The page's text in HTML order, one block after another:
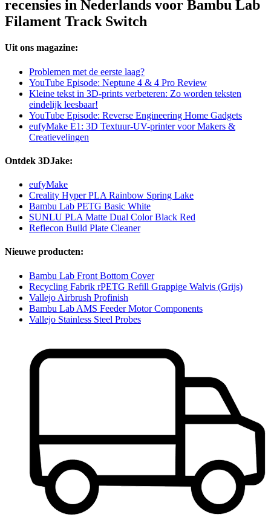
recensies in Nederlands voor Bambu Lab
Filament Track Switch
Uit ons magazine:
Problemen met de eerste laag?
YouTube Episode: Neptune 4 & 4 Pro Review
Kleine tekst in 3D-prints verbeteren: Zo worden teksten
eindelijk leesbaar!
YouTube Episode: Reverse Engineering Home Gadgets
eufyMake E1: 3D Textuur-UV-printer voor Makers &
Creatievelingen
Ontdek 3DJake:
eufyMake
Creality Hyper PLA Rainbow Spring Lake
Bambu Lab PETG Basic White
SUNLU PLA Matte Dual Color Black Red
Reflecon Build Plate Cleaner
Nieuwe producten:
Bambu Lab Front Bottom Cover
Recycling Fabrik rPETG Refill Grappige Walvis (Grijs)
Vallejo Airbrush Profinish
Bambu Lab AMS Feeder Motor Components
Vallejo Stainless Steel Probes